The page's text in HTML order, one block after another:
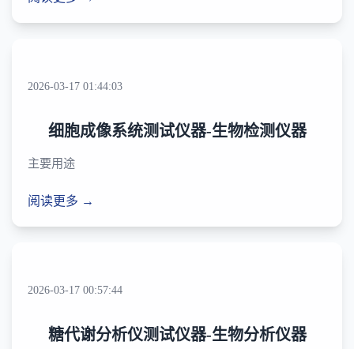
2026-03-17 01:44:03
细胞成像系统测试仪器-生物检测仪器
主要用途
阅读更多 →
2026-03-17 00:57:44
糖代谢分析仪测试仪器-生物分析仪器